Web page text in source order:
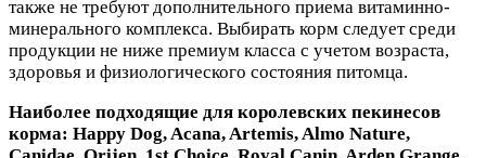
также не требуют дополнительного приема витаминно-
минерального комплекса. Выбирать корм следует среди
продукции не ниже премиум класса с учетом возраста,
здоровья и физиологического состояния питомца.
Наиболее подходящие для королевских пекинесов
корма: Happy Dog, Acana, Artemis, Almo Nature,